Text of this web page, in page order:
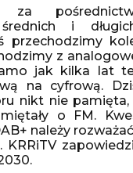
za
i
przechodzimy
z
jak kilka lat
na cyfrową.
nikt nie
o FM.
należy